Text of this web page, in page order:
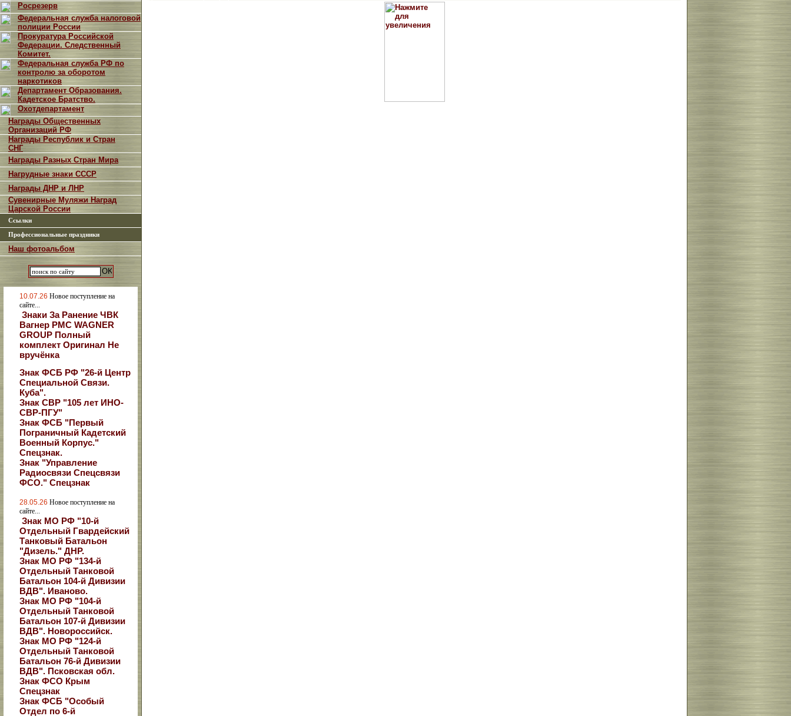
Росрезерв
Федеральная служба налоговой
полиции России
Прокуратура Российской
Федерации. Следственный
Комитет.
Федеральная служба РФ по
контролю за оборотом
наркотиков
Департамент Образования.
Кадетское Братство.
Охотдепартамент
Награды Общественных
Организаций РФ
Награды Республик и Стран
СНГ
Награды Разных Стран Мира
Нагрудные знаки СССР
Награды ДНР и ЛНР
Сувенирные Муляжи Наград
Царской России
Ссылки
Профессиональные праздники
Наш фотоальбом
10.07.26 Новое поступление на
сайте...
Знаки За Ранение ЧВК
Вагнер РМС WAGNER
GROUP Полный
комплект Оригинал Не
вручёнка
Знак ФСБ РФ "26-й Центр
Специальной Связи.
Куба".
Знак СВР "105 лет ИНО-
СВР-ПГУ"
Знак ФСБ "Первый
Пограничный Кадетский
Военный Корпус."
Спецзнак.
Знак "Управление
Радиосвязи Спецсвязи
ФСО." Спецзнак
28.05.26 Новое поступление на
сайте...
Знак МО РФ "10-й
Отдельный Гвардейский
Танковый Батальон
"Дизель." ДНР.
Знак МО РФ "134-й
Отдельный Танковой
Батальон 104-й Дивизии
ВДВ". Иваново.
Знак МО РФ "104-й
Отдельный Танковой
Батальон 107-й Дивизии
ВДВ". Новороссийск.
Знак МО РФ "124-й
Отдельный Танковой
Батальон 76-й Дивизии
ВДВ". Псковская обл.
Знак ФСО Крым
Спецзнак
Знак ФСБ "Особый
Отдел по 6-й